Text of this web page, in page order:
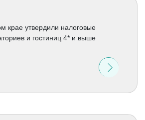
крае утвердили налоговые
и гостиниц 4* и выше